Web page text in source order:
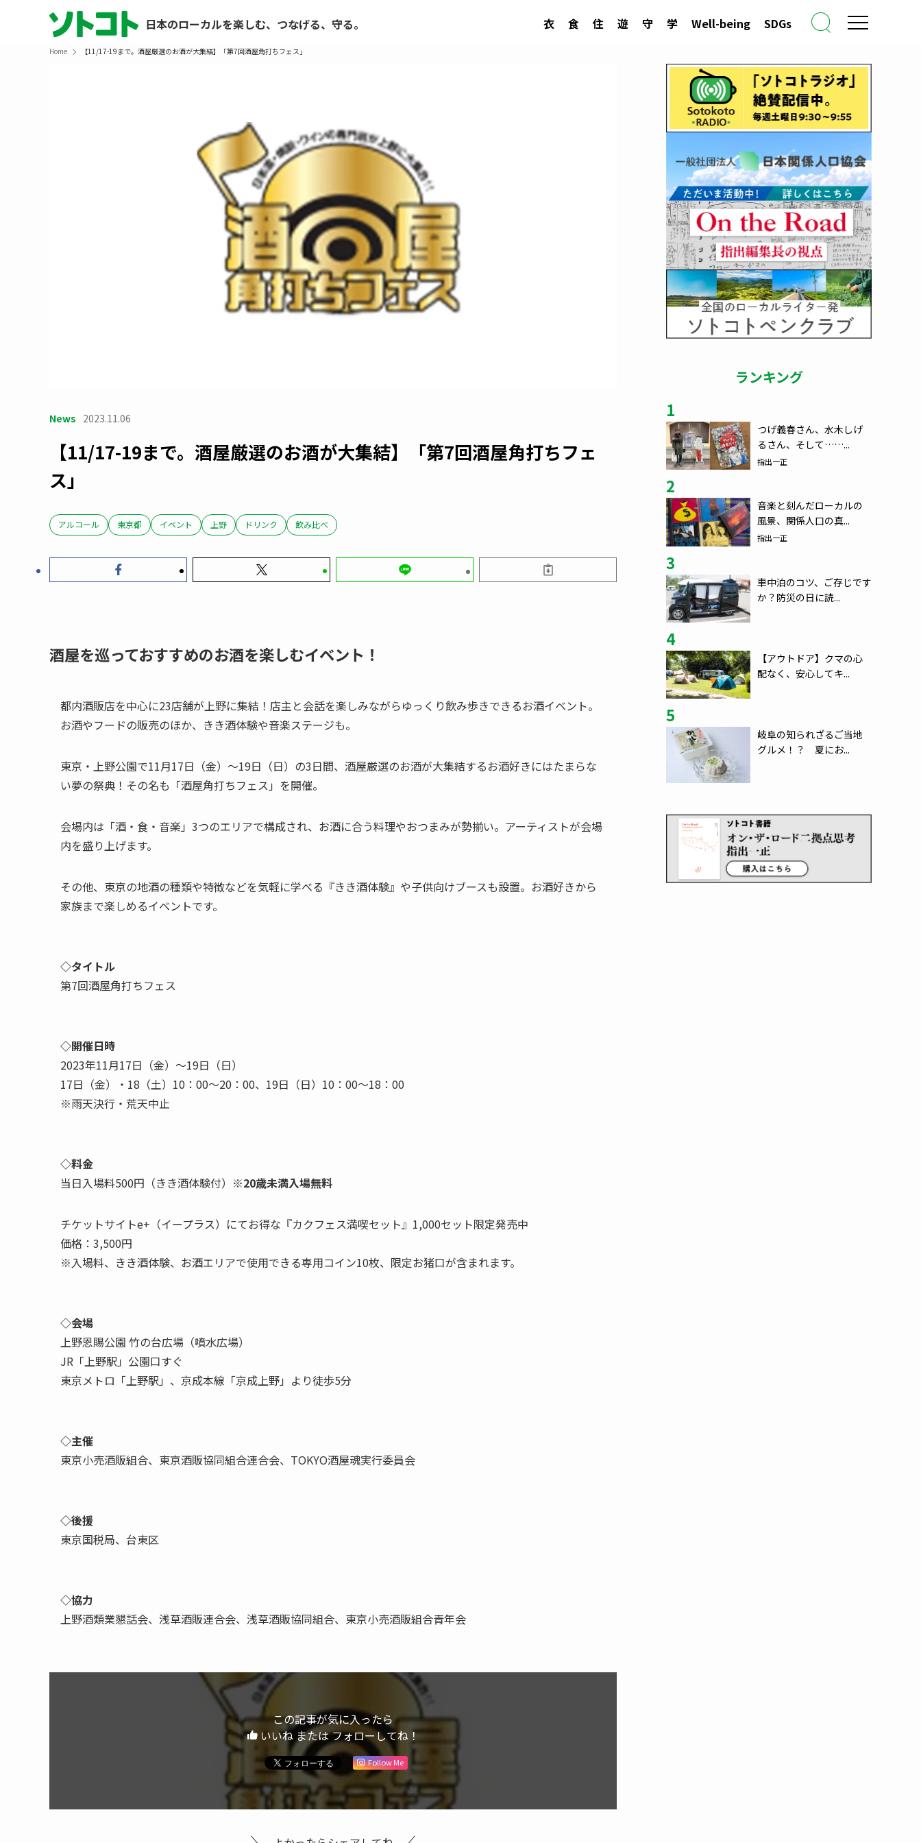
日本のローカルを楽しむ、つなげる、守る。 衣 食 住 遊 守 学 Well-being SDGs
Home 【11/17-19まで。酒屋厳選のお酒が大集結】「第7回酒屋角打ちフェス」
News 2023.11.06
【11/17-19まで。酒屋厳選のお酒が大集結】「第7回酒屋角打ちフェ
ス」
アルコール 東京都 イベント 上野 ドリンク 飲み比べ
酒屋を巡っておすすめのお酒を楽しむイベント！
都内酒販店を中心に23店舗が上野に集結！店主と会話を楽しみながらゆっくり飲み歩きできるお酒イベント。
お酒やフードの販売のほか、きき酒体験や音楽ステージも。
東京・上野公園で11月17日（金）～19日（日）の3日間、酒屋厳選のお酒が大集結するお酒好きにはたまらな
い夢の祭典！その名も「酒屋角打ちフェス」を開催。
会場内は「酒・食・音楽」3つのエリアで構成され、お酒に合う料理やおつまみが勢揃い。アーティストが会場
内を盛り上げます。
その他、東京の地酒の種類や特徴などを気軽に学べる『きき酒体験』や子供向けブースも設置。お酒好きから
家族まで楽しめるイベントです。
◇タイトル
第7回酒屋角打ちフェス
◇開催日時
2023年11月17日（金）～19日（日）
17日（金）・18（土）10：00～20：00、19日（日）10：00～18：00
※雨天決行・荒天中止
◇料金
当日入場料500円（きき酒体験付） ※20歳未満入場無料
チケットサイトe+（イープラス）にてお得な『カクフェス満喫セット』1,000セット限定発売中
価格：3,500円
※入場料、きき酒体験、お酒エリアで使用できる専用コイン10枚、限定お猪口が含まれます。
◇会場
上野恩賜公園 竹の台広場（噴水広場）
JR「上野駅」公園口すぐ
東京メトロ「上野駅」、京成本線「京成上野」より徒歩5分
◇主催
東京小売酒販組合、東京酒販協同組合連合会、TOKYO酒屋魂実行委員会
◇後援
東京国税局、台東区
◇協力
上野酒類業懇話会、浅草酒販連合会、浅草酒販協同組合、東京小売酒販組合青年会
この記事が気に入ったら
いいね または フォローしてね！
Follow Me
ランキング
1
つげ義春さん、水木しげ
るさん、そして……...
指出一正
2
音楽と刻んだローカルの
風景、関係人口の真...
指出一正
3
車中泊のコツ、ご存じです
か？防災の日に読...
4
【アウトドア】クマの心
配なく、安心してキ...
5
岐阜の知られざるご当地
グルメ！？ 夏にお...